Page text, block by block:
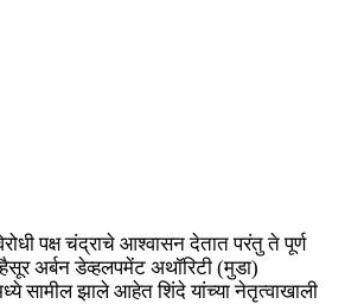
पक्ष चंद्राचे आश्वासन देतात परंतु ते पूर्ण
अर्बन डेव्हलपमेंट अथॉरिटी (मुडा)
सामील झाले आहेत शिंदे यांच्या नेतृत्वाखाली